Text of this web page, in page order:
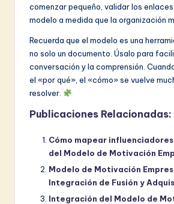
comenzar pequeño, validar los
modelo a medida que la organización
Recuerda que el modelo es una
no solo un documento. Úsalo para
conversación y la comprensión.
el «por qué», el «cómo» se vuelve
resolver.
Publicaciones Relacionadas:
Cómo mapear
del Modelo de Motivación
Modelo de Motivación
Integración de Fusión y
Integración del Modelo de